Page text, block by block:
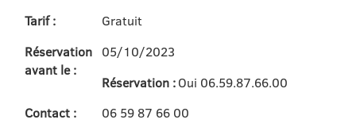
Tarif :
Gratuit
Réservation
avant le :
05/10/2023
Réservation : Oui 06.59.87.66.00
Contact :
06 59 87 66 00